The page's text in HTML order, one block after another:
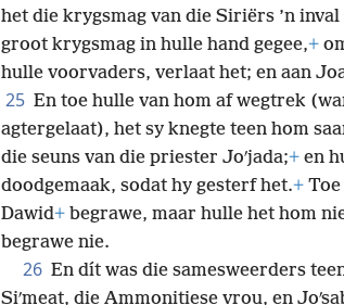
het die krygsmag van die Siriërs ’n inval
groot krygsmag in hulle hand gegee,+
hulle voorvaders, verlaat het; en aan
25 En toe hulle van hom af wegtrek
agtergelaat), het sy knegte teen hom
die seuns van die priester Joʹjada;+ en
doodgemaak, sodat hy gesterf het.+
Dawid+ begrawe, maar hulle het hom
begrawe nie.
26 En dít was die samesweerders
Siʹmeat, die Ammonitiese vrou, en